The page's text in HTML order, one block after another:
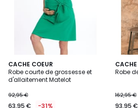
CACHE COEUR
Robe courte de grossesse et
d'allaitement Matelot
€
92,95 €
63,95 € -31%
Robe
162,95 €
93,95 €
2